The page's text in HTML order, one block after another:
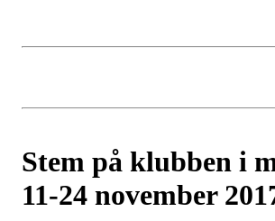
Stem på klubben i
11-24 november